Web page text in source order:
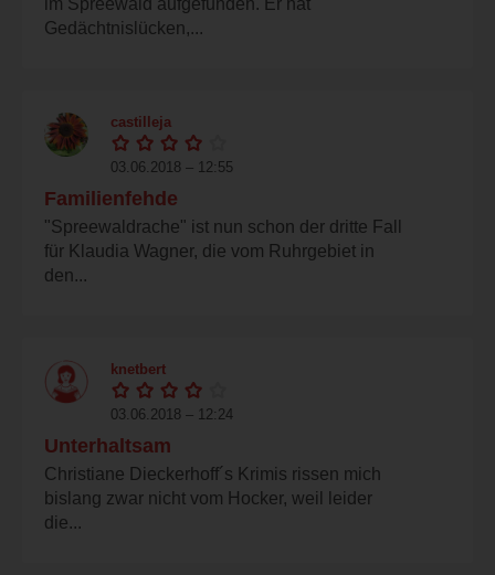
Gedächtnislücken,...
castilleja
03.06.2018 – 12:55
Familienfehde
"Spreewaldrache" ist nun schon der dritte Fall
für Klaudia Wagner, die vom Ruhrgebiet in
den...
knetbert
03.06.2018 – 12:24
Unterhaltsam
Christiane Dieckerhoff´s Krimis rissen mich
bislang zwar nicht vom Hocker, weil leider
die...